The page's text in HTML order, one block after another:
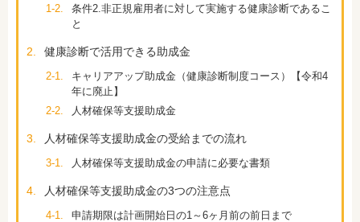
1-2.
条件2.非正規雇用者に対して実施する健康診断であるこ
と
2. 健康診断で活用できる助成金
2-1.
キャリアアップ助成金（健康診断制度コース）【令和4
年に廃止】
2-2.
人材確保等支援助成金
3. 人材確保等支援助成金の受給までの流れ
3-1. 人材確保等支援助成金の申請に必要な書類
4. 人材確保等支援助成金の3つの注意点
4-1.
申請期限は計画開始日の1～6ヶ月前の前日まで